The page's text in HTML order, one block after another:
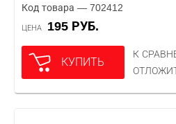
Код товара — 702412
ЦЕНА 195 РУБ.
КУПИТЬ
К